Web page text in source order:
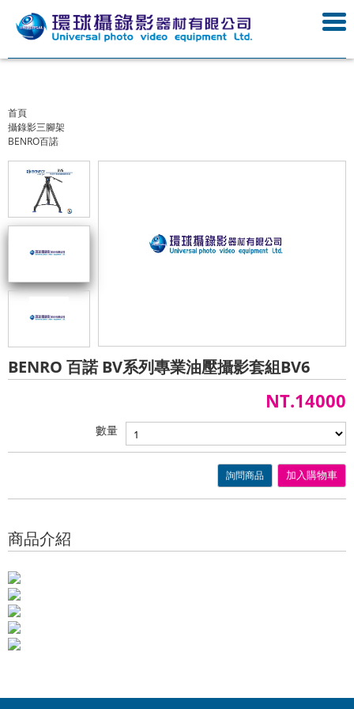
首頁
攝錄影三腳架
BENRO百諾
BENRO 百諾 BV系列專業油壓攝影套組BV6
NT.14000
數量
詢問商品 加入購物車
商品介紹